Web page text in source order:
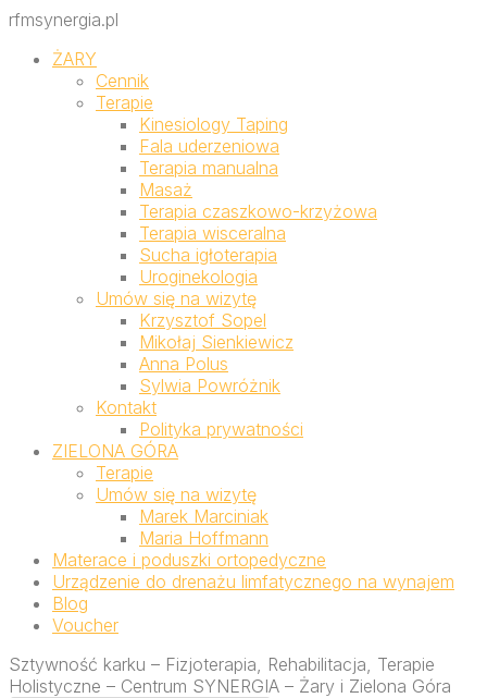
rfmsynergia.pl
ŻARY
Cennik
Terapie
Kinesiology Taping
Fala uderzeniowa
Terapia manualna
Masaż
Terapia czaszkowo-krzyżowa
Terapia wisceralna
Sucha igłoterapia
Uroginekologia
Umów się na wizytę
Krzysztof Sopel
Mikołaj Sienkiewicz
Anna Polus
Sylwia Powróżnik
Kontakt
Polityka prywatności
ZIELONA GÓRA
Terapie
Umów się na wizytę
Marek Marciniak
Maria Hoffmann
Materace i poduszki ortopedyczne
Urządzenie do drenażu limfatycznego na wynajem
Blog
Voucher
Sztywność karku – Fizjoterapia, Rehabilitacja, Terapie
Holistyczne – Centrum SYNERGIA – Żary i Zielona Góra